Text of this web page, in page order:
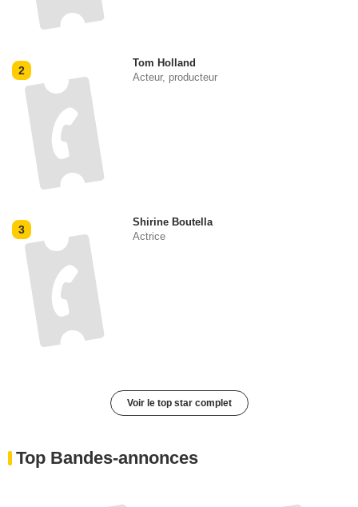
2
Tom Holland
Acteur, producteur
3
Shirine Boutella
Actrice
Voir le top star complet
Top Bandes-annonces